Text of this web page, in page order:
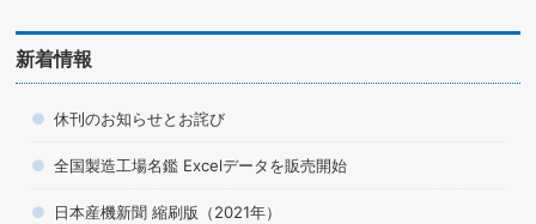
新着情報
休刊のお知らせとお詫び
全国製造工場名鑑 Excelデータを販売開始
日本産機新聞 縮刷版（2021年）